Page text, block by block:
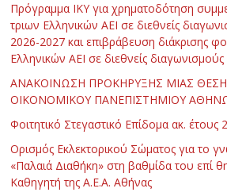
Πρόγραμμα ΙΚΥ για χρηματοδότηση
τριων Ελληνικών ΑΕΙ σε διεθνείς
2026-2027 και επιβράβευση διάκρισης
Ελληνικών ΑΕΙ σε διεθνείς
ΑΝΑΚΟΙΝΩΣΗ ΠΡΟΚΗΡΥΞΗΣ ΜΙΑΣ
ΟΙΚΟΝΟΜΙΚΟΥ ΠΑΝΕΠΙΣΤΗΜΙΟΥ
Φοιτητικό Στεγαστικό Επίδομα ακ. έτους
Ορισμός Εκλεκτορικού Σώματος για το
«Παλαιά Διαθήκη» στη βαθμίδα του επί
Καθηγητή της Α.Ε.Α. Αθήνας